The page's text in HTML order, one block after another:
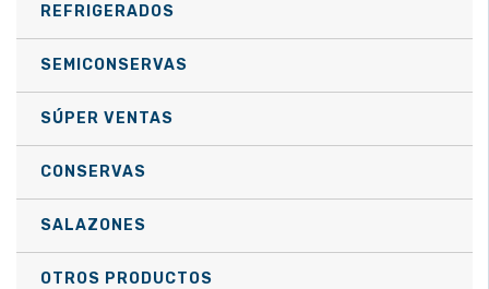
REFRIGERADOS
SEMICONSERVAS
SÚPER VENTAS
CONSERVAS
SALAZONES
OTROS PRODUCTOS
producto